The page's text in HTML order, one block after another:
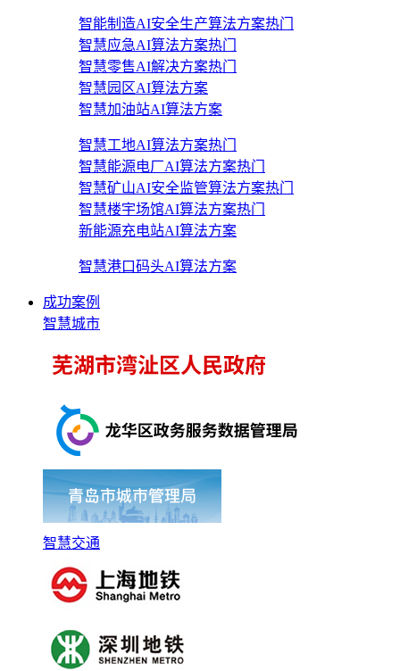
智能制造AI安全生产算法方案热门
智慧应急AI算法方案热门
智慧零售AI解决方案热门
智慧园区AI算法方案
智慧加油站AI算法方案
智慧工地AI算法方案热门
智慧能源电厂AI算法方案热门
智慧矿山AI安全监管算法方案热门
智慧楼宇场馆AI算法方案热门
新能源充电站AI算法方案
智慧港口码头AI算法方案
成功案例
智慧城市
智慧交通